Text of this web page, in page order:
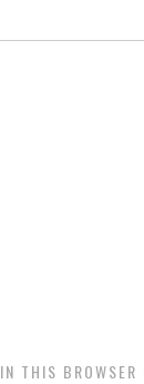
THIS BROWSER